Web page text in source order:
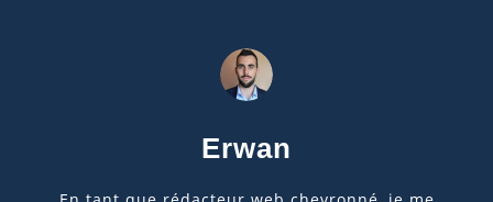
Erwan